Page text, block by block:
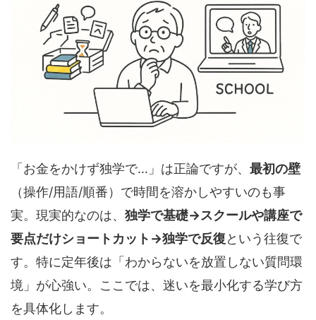
「お金をかけず独学で…」は正論ですが、 最初の壁
（操作/用語/順番）で時間を溶かしやすいのも事
実。現実的なのは、 独学で基礎→スクールや講座で
要点だけショートカット→独学で反復という往復で
す。特に定年後は「わからないを放置しない質問環
境」が心強い。ここでは、迷いを最小化する学び方
を具体化します。